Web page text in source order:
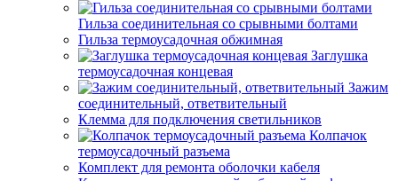
Гильза соединительная со срывными болтами
Гильза термоусадочная обжимная
Заглушка
термоусадочная концевая
Зажим
соединительный, ответвительный
Клемма для подключения светильников
Колпачок
термоусадочный разъема
Комплект для ремонта оболочки кабеля